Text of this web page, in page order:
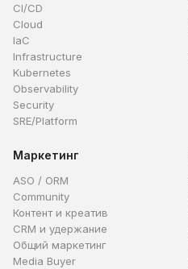
CI/CD
Cloud
IaC
Infrastructure
Kubernetes
Observability
Security
SRE/Platform
Маркетинг
ASO / ORM
Community
Контент и креатив
CRM и удержание
Общий маркетинг
Media Buyer